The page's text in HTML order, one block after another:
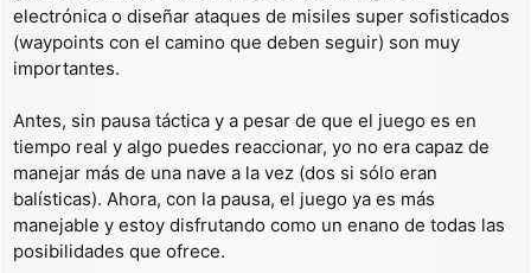
electrónica o diseñar ataques de misiles super sofisticados
(waypoints con el camino que deben seguir) son muy
importantes.
Antes, sin pausa táctica y a pesar de que el juego es en
tiempo real y algo puedes reaccionar, yo no era capaz de
manejar más de una nave a la vez (dos si sólo eran
balísticas). Ahora, con la pausa, el juego ya es más
manejable y estoy disfrutando como un enano de todas las
posibilidades que ofrece.